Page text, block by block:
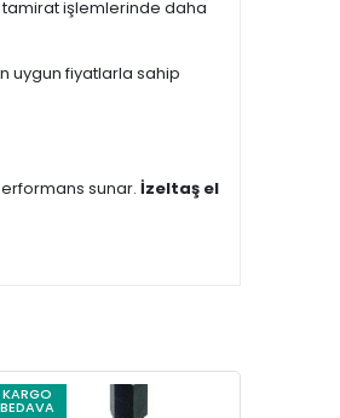
işlemlerinde daha
uygun fiyatlarla sahip
sunar. İzeltaş el
KARGO
BEDAVA